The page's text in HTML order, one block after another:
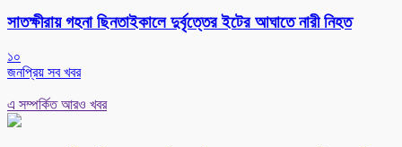
সাতক্ষীরায় গহনা ছিনতাইকালে দুর্বৃত্তের ইটের আঘাতে নারী নিহত
১০
জনপ্রিয় সব খবর
এ সম্পর্কিত আরও খবর